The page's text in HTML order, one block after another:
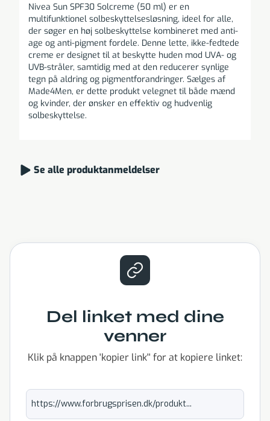
Nivea Sun SPF30 Solcreme (50 ml) er en
multifunktionel solbeskyttelsesløsning, ideel for alle,
der søger en høj solbeskyttelse kombineret med anti-
age og anti-pigment fordele. Denne lette, ikke-fedtede
creme er designet til at beskytte huden mod UVA- og
UVB-stråler, samtidig med at den reducerer synlige
tegn på aldring og pigmentforandringer. Sælges af
Made4Men, er dette produkt velegnet til både mænd
og kvinder, der ønsker en effektiv og hudvenlig
solbeskyttelse.
Se alle produktanmeldelser
Del linket med dine
venner
Klik på knappen 'kopier link'' for at kopiere linket:
https://www.forbrugsprisen.dk/produkt...